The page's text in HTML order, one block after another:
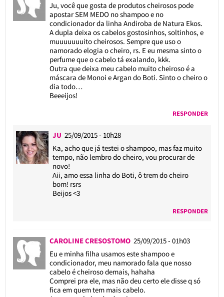
Ju, você que gosta de produtos cheirosos pode
apostar SEM MEDO no shampoo e no
condicionador da linha Andiroba de Natura Ekos.
A dupla deixa os cabelos gostosinhos, soltinhos, e
muuuuuuuito cheirosos. Sempre que uso o
namorado elogia o cheiro, rs. E eu mesma sinto o
perfume que o cabelo tá exalando, kkk.
Outra que deixa meu cabelo muito cheiroso é a
máscara de Monoi e Argan do Boti. Sinto o cheiro o
dia todo…
Beeeijos!
RESPONDER
JU 25/09/2015 - 10h28
Ka, acho que já testei o shampoo, mas faz muito
tempo, não lembro do cheiro, vou procurar de
novo!
Aii, amo essa linha do Boti, ô trem do cheiro
bom! rsrs
Beijos <3
RESPONDER
CAROLINE CRESOSTOMO 25/09/2015 - 01h03
Eu e minha filha usamos este shampoo e
condicionador, meu namorado fala que nosso
cabelo é cheiroso demais, hahaha
Comprei pra ele, mas não deu certo ele disse q só
fica em quem tem mais cabelo.